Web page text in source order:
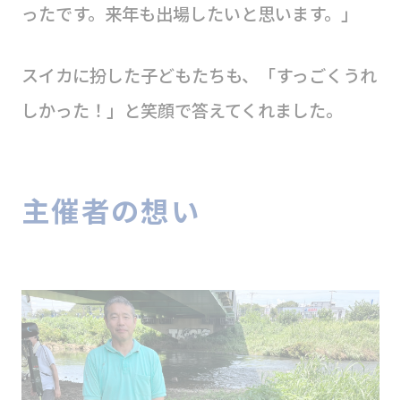
ったです。来年も出場したいと思います。」
スイカに扮した子どもたちも、「すっごくうれ
しかった！」と笑顔で答えてくれました。
主催者の想い